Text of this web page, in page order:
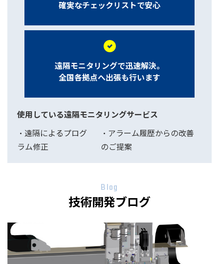
確実なチェックリストで安心
遠隔モニタリングで迅速解決。
全国各拠点へ出張も行います
使用している遠隔モニタリングサービス
・遠隔によるプログ
ラム修正
・アラーム履歴からの改善
のご提案
Blog
技術開発ブログ